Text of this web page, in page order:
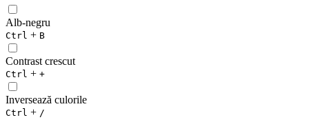
Alb-negru
Ctrl + B
Contrast crescut
Ctrl + +
Inversează culorile
Ctrl + /